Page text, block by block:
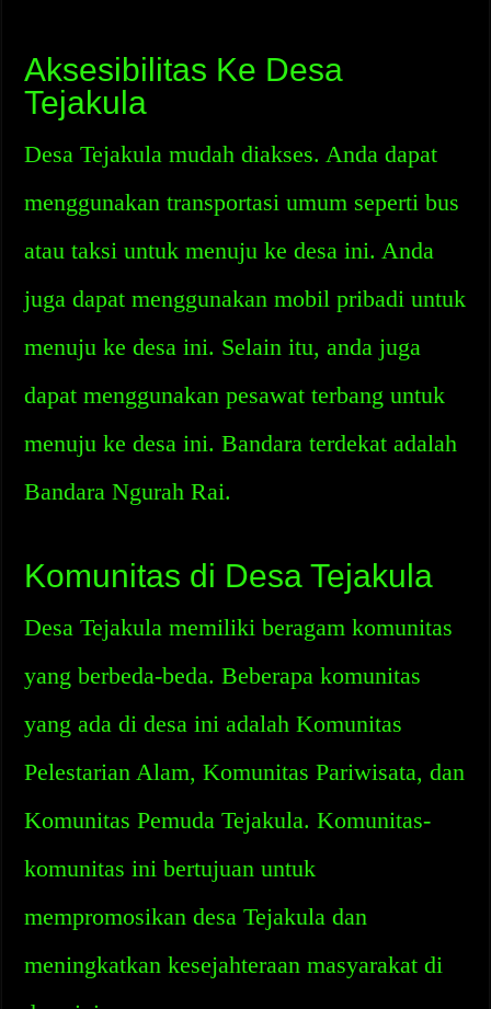
Aksesibilitas Ke Desa
Tejakula
Desa Tejakula mudah diakses. Anda dapat
menggunakan transportasi umum seperti bus
atau taksi untuk menuju ke desa ini. Anda
juga dapat menggunakan mobil pribadi untuk
menuju ke desa ini. Selain itu, anda juga
dapat menggunakan pesawat terbang untuk
menuju ke desa ini. Bandara terdekat adalah
Bandara Ngurah Rai.
Komunitas di Desa Tejakula
Desa Tejakula memiliki beragam komunitas
yang berbeda-beda. Beberapa komunitas
yang ada di desa ini adalah Komunitas
Pelestarian Alam, Komunitas Pariwisata, dan
Komunitas Pemuda Tejakula. Komunitas-
komunitas ini bertujuan untuk
mempromosikan desa Tejakula dan
meningkatkan kesejahteraan masyarakat di